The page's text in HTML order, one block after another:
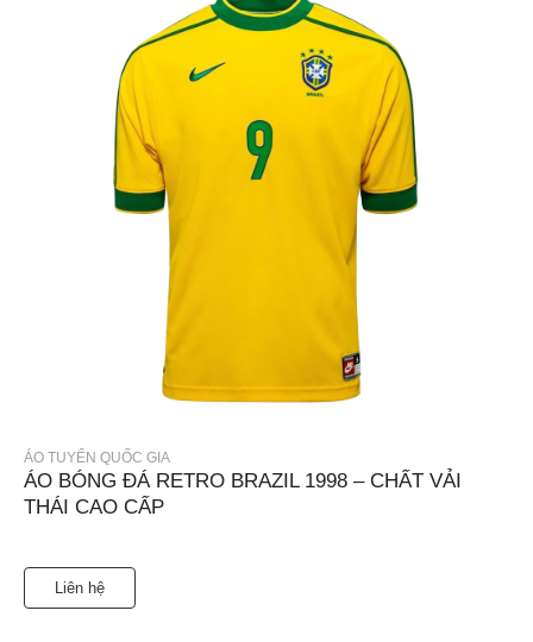
ÁO TUYỂN QUỐC GIA
ÁO BÓNG ĐÁ RETRO BRAZIL 1998 – CHẤT VẢI
THÁI CAO CẤP
Liên hệ